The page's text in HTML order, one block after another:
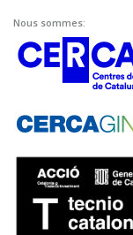
Nous sommes: